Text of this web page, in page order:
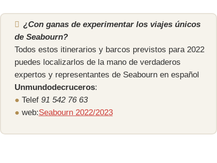
¿Con ganas de experimentar los viajes únicos
de Seabourn?
Todos estos itinerarios y barcos previstos para 2022
puedes localizarlos de la mano de verdaderos
expertos y representantes de Seabourn en español
Unmundodecruceros:
● Telef 91 542 76 63
● web:Seabourn 2022/2023